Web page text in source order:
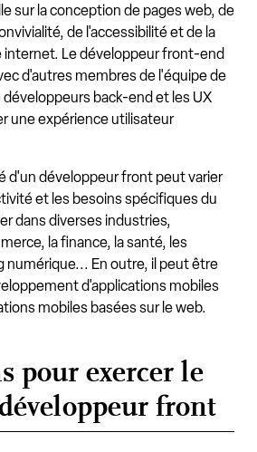
sur la conception de pages web, de
de l'accessibilité et de la
internet. Le développeur front-end
d'autres membres de l'équipe de
back-end et les UX
une expérience utilisateur
d'un développeur front peut varier
et les besoins spécifiques du
dans diverses industries,
la finance, la santé, les
numérique... En outre, il peut être
d'applications mobiles
mobiles basées sur le web.
pour exercer le
front